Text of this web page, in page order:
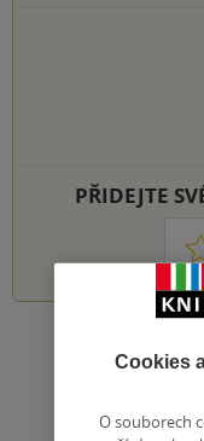
PŘIDEJTE
Cookies
O souborech